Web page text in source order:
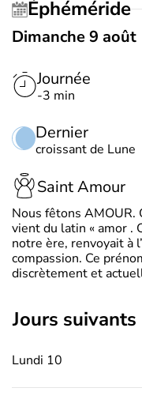
Éphéméride
Dimanche 9 août
Journée
-3 min
Dernier
croissant de Lune
Saint Amour
Nous fêtons
vient du latin « amor .
notre ère, renvoyait à
compassion. Ce
discrètement et
jours suivants
Lundi 10